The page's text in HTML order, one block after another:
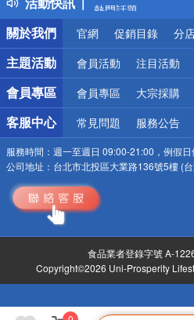
銀行優惠
偏遠地區配送
詐騙網頁！請小心！
關於我們
官網 促銷目錄 分
主題活動 會員活動 注目活動
會員專區 會員專區 大宗採購
客服中心 常見問題 服務公告
服務時間： 週一至週日 09:00-21:00，例假
公司地址： 台北市北投區大業路136號5樓 (
食品業者登錄字號 A-
Copyright©2026 Uni-Prosperity